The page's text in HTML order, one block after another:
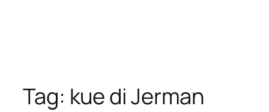
Tag: kue di Jerman